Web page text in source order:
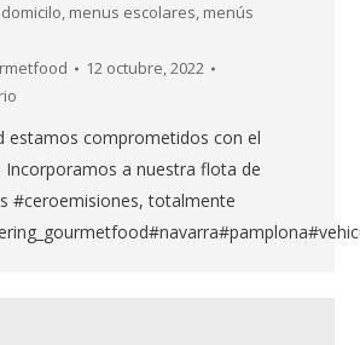
, menus escolares, menús
12 octubre, 2022
estamos comprometidos con el
a nuestra flota de
#ceroemisiones, totalmente